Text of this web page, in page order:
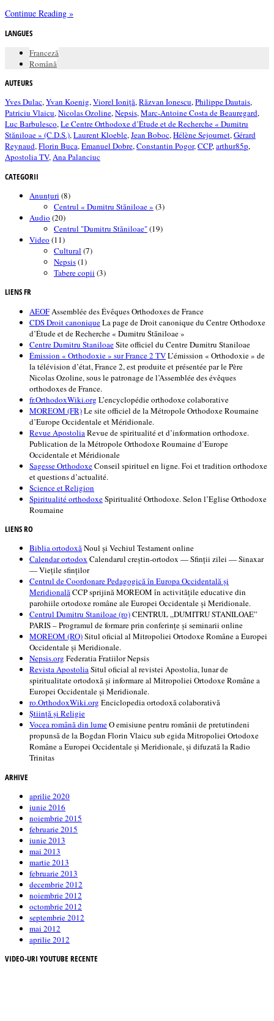
Continue Reading »
LANGUES
Franceză
Română
AUTEURS
Yves Dulac,Yvan Koenig,Viorel Ioniță,Răzvan Ionescu,Philippe Dautais,
Patriciu Vlaicu,Nicolas Ozoline,Nepsis,Marc-Antoine Costa de Beauregard,
Luc Barbulesco,Le Centre Orthodoxe d’Étude et de Recherche « Dumitru
Stăniloae » (C.D.S.),Laurent Kloeble,Jean Boboc,Hélène Sejournet,Gérard
Reynaud,Florin Buca,Emanuel Dobre,Constantin Pogor,CCP,arthur85p,
Apostolia TV,Ana Palanciuc
CATEGORII
Anunțuri (8)
Centrul « Dumitru Stăniloae » (3)
Audio (20)
Centrul "Dumitru Stăniloae"(19)
Video (11)
Cultural (7)
Nepsis(1)
Tabere copii (3)
LIENS FR
AEOFAssemblée des Évêques Orthodoxes de France
CDS Droit canoniqueLa page de Droit canonique du Centre Orthodoxe
d’Étude et de Recherche « Dumitru Stăniloae »
Centre Dumitru StaniloaeSite officiel du Centre Dumitru Staniloae
Émission « Orthodoxie » sur France 2 TVL’émission « Orthodoxie » de
la télévision d’état, France 2, est produite et présentée par le Père
Nicolas Ozoline, sous le patronage de l’Assemblée des évêques
orthodoxes de France.
fr.OrthodoxWiki.org L’encyclopédie orthodoxe colaborative
MOREOM (FR)Le site officiel de la Métropole Orthodoxe Roumaine
d’Europe Occidentale et Méridionale.
Revue ApostoliaRevue de spiritualité et d’information orthodoxe.
Publication de la Métropole Orthodoxe Roumaine d’Europe
Occidentale et Méridionale
Sagesse OrthodoxeConseil spirituel en ligne. Foi et tradition orthodoxe
et questions d’actualité.
Science et Religion
Spiritualité orthodoxeSpiritualité Orthodoxe. Selon l’Eglise Orthodoxe
Roumaine
LIENS RO
Biblia ortodoxăNoul și Vechiul Testament online
Calendar ortodox Calendarul creștin-ortodox — Sfinții zilei — Sinaxar
— Viețile sfinților
Centrul de Coordonare Pedagogică în Europa Occidentală şi
MeridionalăCCP sprijină MOREOM în activităţile educative din
parohiile ortodoxe române ale Europei Occidentale şi Meridionale.
Centrul Dumitru Staniloae (ro)CENTRUL „DUMITRU STANILOAE”
PARIS – Programul de formare prin conferințe și seminarii online
MOREOM (RO)Situl oficial al Mitropoliei Ortodoxe Române a Europei
Occidentale și Meridionale.
Nepsis.org Federatia Fratiilor Nepsis
Revista ApostoliaSitul oficial al revistei Apostolia, lunar de
spiritualitate ortodoxă și informare al Mitropoliei Ortodoxe Române a
Europei Occidentale și Meridionale.
ro.OrthodoxWiki.org Enciclopedia ortodoxă colaborativă
Știință și Religie
Vocea română din lumeO emisiune pentru românii de pretutindeni
propunsă de la Bogdan Florin Vlaicu sub egida Mitropoliei Ortodoxe
Române a Europei Occidentale și Meridionale, și difuzată la Radio
Trinitas
ARHIVE
aprilie 2020
iunie 2016
noiembrie 2015
februarie 2015
iunie 2013
mai 2013
martie 2013
februarie 2013
decembrie 2012
noiembrie 2012
octombrie 2012
septembrie 2012
mai 2012
aprilie 2012
VIDEO-URI YOUTUBE RECENTE